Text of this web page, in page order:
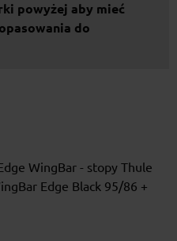
powyżej aby mieć
do